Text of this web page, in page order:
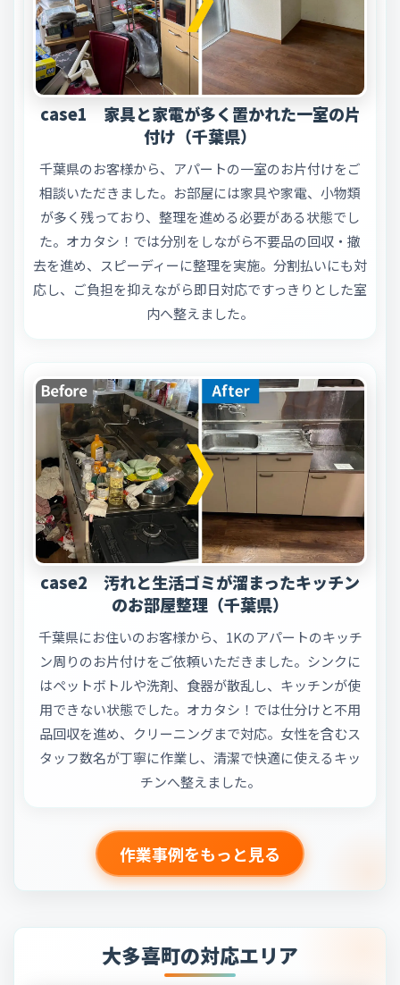
case1 家具と家電が多く置かれた一室の片
付け（千葉県）
千葉県のお客様から、アパートの一室のお片付けをご
相談いただきました。お部屋には家具や家電、小物類
が多く残っており、整理を進める必要がある状態でし
た。オカタシ！では分別をしながら不要品の回収・撤
去を進め、スピーディーに整理を実施。分割払いにも対
応し、ご負担を抑えながら即日対応ですっきりとした室
内へ整えました。
case2 汚れと生活ゴミが溜まったキッチン
のお部屋整理（千葉県）
千葉県にお住いのお客様から、1Kのアパートのキッチ
ン周りのお片付けをご依頼いただきました。シンクに
はペットボトルや洗剤、食器が散乱し、キッチンが使
用できない状態でした。オカタシ！では仕分けと不用
品回収を進め、クリーニングまで対応。女性を含むス
タッフ数名が丁寧に作業し、清潔で快適に使えるキッ
チンへ整えました。
作業事例をもっと見る
大多喜町の対応エリア